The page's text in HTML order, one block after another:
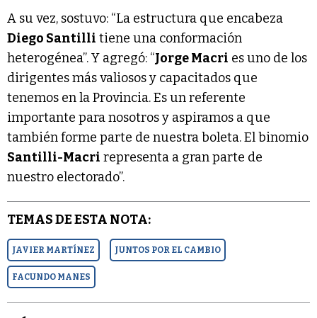
A su vez, sostuvo: “La estructura que encabeza
Diego Santilli tiene una conformación
heterogénea”. Y agregó: “Jorge Macri es uno de los
dirigentes más valiosos y capacitados que
tenemos en la Provincia. Es un referente
importante para nosotros y aspiramos a que
también forme parte de nuestra boleta. El binomio
Santilli-Macri representa a gran parte de
nuestro electorado”.
TEMAS DE ESTA NOTA:
JAVIER MARTÍNEZ JUNTOS POR EL CAMBIO
FACUNDO MANES